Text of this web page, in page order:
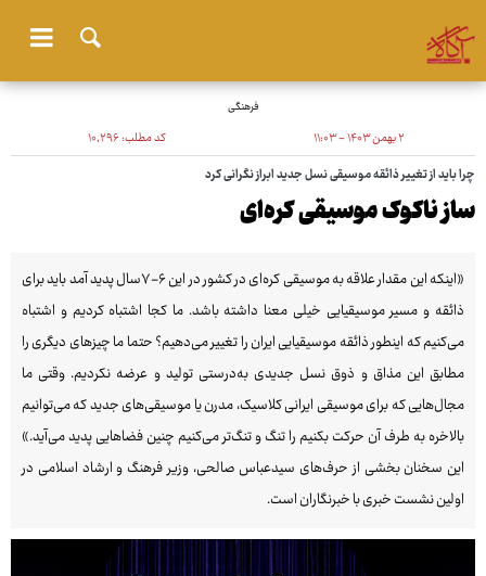
فرهنگی
۲ بهمن ۱۴۰۳ - ۱۱:۰۳ کد مطلب:۱۰٬۲۹۶
چرا باید از تغییر ذائقه موسیقی نسل جدید ابراز نگرانی کرد
ساز ناکوک موسیقی کره‌ای
«اینکه این مقدار علاقه به موسیقی کره‌ای در کشور در این ۶-۷سال پدید آمد باید برای
ذائقه و مسیر موسیقیایی خیلی معنا داشته باشد. ما کجا اشتباه کردیم و اشتباه
می‌کنیم که اینطور ذائقه موسیقیایی ایران را تغییر می‌دهیم؟ حتما ما چیزهای دیگری را
مطابق این مذاق و ذوق نسل جدیدی به‌درستی تولید و عرضه نکردیم. وقتی ما
مجال‌هایی که برای موسیقی ایرانی کلاسیک، مدرن یا موسیقی‌های جدید که می‌توانیم
بالاخره به طرف آن حرکت بکنیم را تنگ و تنگ‌تر می‌کنیم چنین فضاهایی پدید می‌آید.»
این سخنان بخشی از حرف‌های سیدعباس صالحی، وزیر فرهنگ و ارشاد اسلامی در
اولین نشست خبری با خبرنگاران است.